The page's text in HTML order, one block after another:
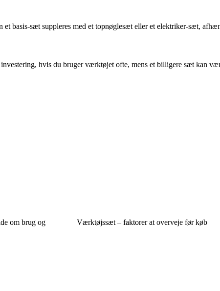
basis-sæt suppleres med et topnøglesæt eller et elektriker-sæt,
hvis du bruger værktøjet ofte, mens et billigere sæt kan
om brug og
Værktøjssæt – faktorer at overveje før køb